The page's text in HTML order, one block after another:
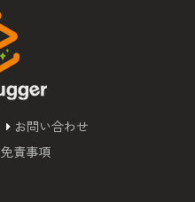
お問い合わせ
免責事項